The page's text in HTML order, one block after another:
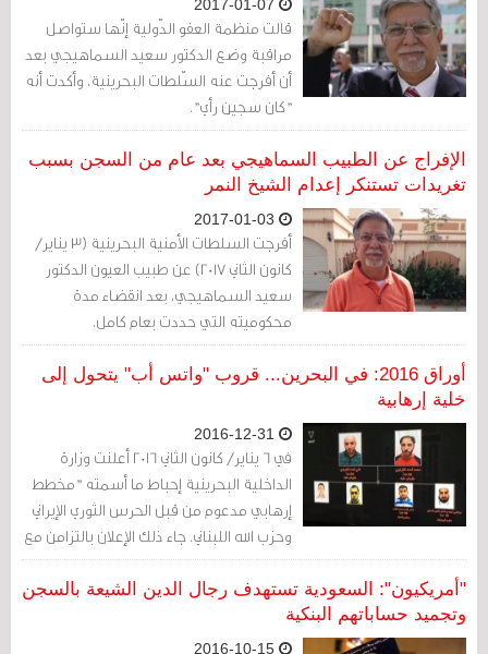
قالت منظمة العفو الدّولية إنّها ستواصل
مراقبة وضع الدكتور سعيد السماهيجي بعد
أن أفرجت عنه السّلطات البحرينية، وأكدت أنه
"كان سجين رأي".
الإفراج عن الطبيب السماهيجي بعد عام من السجن بسبب
تغريدات تستنكر إعدام الشيخ النمر
أفرجت السلطات الأمنية البحرينية (3 يناير/
كانون الثاني 2017) عن طبيب العيون الدكتور
سعيد السماهيجي، بعد انقضاء مدة
محكوميته التي حددت بعام كامل.
أوراق 2016: في البحرين... قروب "واتس أب" يتحول إلى
خلية إرهابية
في 6 يناير/ كانون الثاني 2016 أعلنت وزارة
الداخلية البحرينية إحباط ما أسمته "مخطط
إرهابي مدعوم من قبل الحرس الثوري الإيراني
وحزب الله اللبناني. جاء ذلك الإعلان بالتزامن مع
توتر الأجواء السياسية في منطقة الخليج بعد
إعدام السعودية رجل الدين البارز الشيخ نمر
النمر. المخطط الإرهابي المزعوم كان
يستخدم غرفة دردشة على واتس اب تحت
"أمريكيون": السعودية تستهدف رجال الدين الشيعة بالسجن
وتجميد حساباتهم البنكية